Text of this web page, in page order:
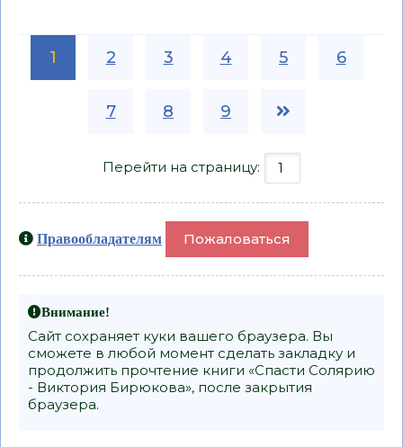
1 2 3 4 5 6
7 8 9
Перейти на страницу:
Правообладателям Пожаловаться
Внимание!
Сайт сохраняет куки вашего браузера. Вы
сможете в любой момент сделать закладку и
продолжить прочтение книги «Спасти Солярию
- Виктория Бирюкова», после закрытия
браузера.